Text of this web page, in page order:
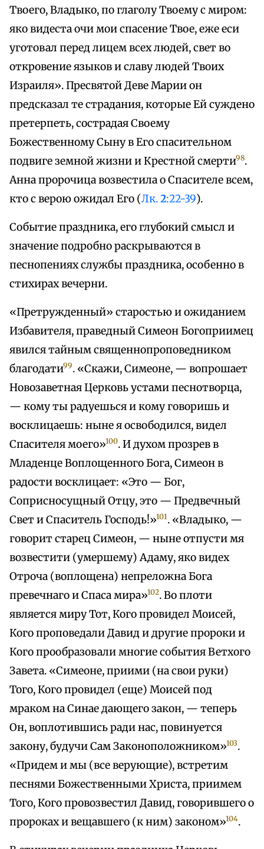
Твоего, Владыко, по глаголу Твоему с миром:
яко видеста очи мои спасение Твое, еже еси
уготовал перед лицем всех людей, свет во
откровение языков и славу людей Твоих
Израиля». Пресвятой Деве Марии он
предсказал те страдания, которые Ей суждено
претерпеть, сострадая Своему
Божественному Сыну в Его спасительном
подвиге земной жизни и Крестной смерти98.
Анна пророчица возвестила о Спасителе всем,
кто с верою ожидал Его (Лк.2:22-39).
Событие праздника, его глубокий смысл и
значение подробно раскрываются в
песнопениях службы праздника, особенно в
стихирах вечерни.
«Претружденный» старостью и ожиданием
Избавителя, праведный Симеон Богоприимец
явился тайным священнопроповедником
благодати99. «Скажи, Симеоне, — вопрошает
Новозаветная Церковь устами песнотворца,
— кому ты радуешься и кому говоришь и
восклицаешь: ныне я освободился, видел
Спасителя моего»100. И духом прозрев в
Младенце Воплощенного Бога, Симеон в
радости восклицает: «Это — Бог,
Соприсносущный Отцу, это — Предвечный
Свет и Спаситель Господь!»101. «Владыко, —
говорит старец Симеон, — ныне отпусти мя
возвестити (умершему) Адаму, яко видех
Отроча (воплощена) непреложна Бога
превечнаго и Спаса мира»102. Во плоти
является миру Тот, Кого провидел Моисей,
Кого проповедали Давид и другие пророки и
Кого прообразовали многие события Ветхого
Завета. «Симеоне, приими (на свои руки)
Того, Кого провидел (еще) Моисей под
мраком на Синае дающего закон, — теперь
Он, воплотившись ради нас, повинуется
закону, будучи Сам Законоположником»103.
«Придем и мы (все верующие), встретим
песнями Божественными Христа, приимем
Того, Кого провозвестил Давид, говорившего о
пророках и вещавшего (к ним) законом»104.